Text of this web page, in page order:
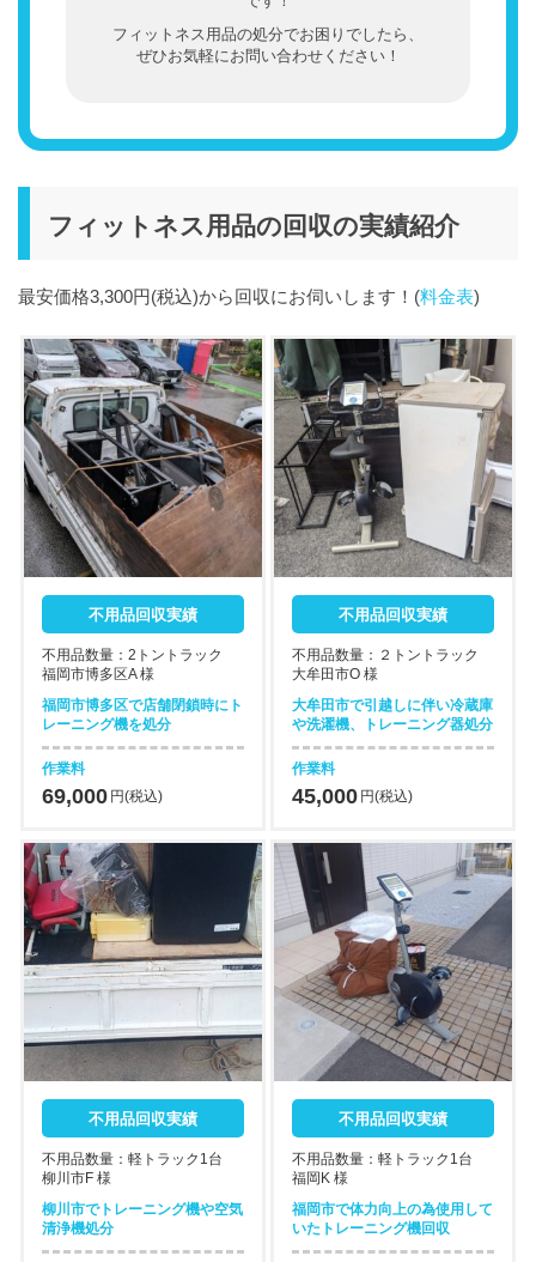
フィットネス用品の処分でお困りでしたら、
ぜひお気軽にお問い合わせください！
フィットネス用品の回収の実績紹介
最安価格3,300円(税込)から回収にお伺いします！(料金表)
不用品回収実績
不用品数量：2トントラック
福岡市博多区A 様
福岡市博多区で店舗閉鎖時にト
レーニング機を処分
作業料
69,000 円(税込)
不用品回収実績
不用品数量：２トントラック
大牟田市O 様
大牟田市で引越しに伴い冷蔵庫
や洗濯機、トレーニング器処分
作業料
45,000 円(税込)
不用品回収実績
不用品数量：軽トラック1台
柳川市F 様
柳川市でトレーニング機や空気
清浄機処分
不用品回収実績
不用品数量：軽トラック1台
福岡K 様
福岡市で体力向上の為使用して
いたトレーニング機回収